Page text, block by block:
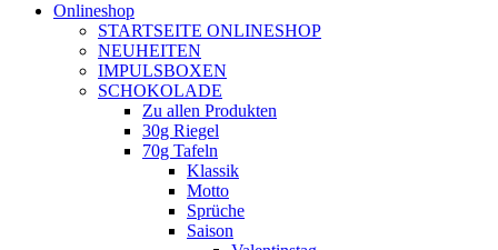
Onlineshop
STARTSEITE ONLINESHOP
NEUHEITEN
IMPULSBOXEN
SCHOKOLADE
Zu allen Produkten
30g Riegel
70g Tafeln
Klassik
Motto
Sprüche
Saison